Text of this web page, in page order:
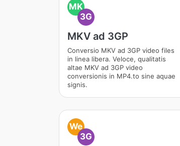
MK
3G
MKV ad 3GP
Conversio MKV ad 3GP video files
in linea libera. Veloce, qualitatis
altae MKV ad 3GP video
conversionis in MP4.to sine aquae
signis.
We
3G